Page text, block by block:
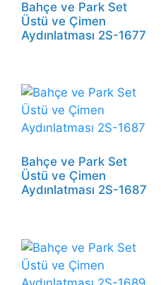
Bahçe ve Park Set
Üstü ve Çimen
Aydınlatması 2S-1677
Bahçe ve Park Set
Üstü ve Çimen
Aydınlatması 2S-1687